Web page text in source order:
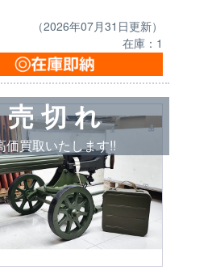
（2026年07月31日更新）
在庫：1
売 切 れ
価買取いたします!!